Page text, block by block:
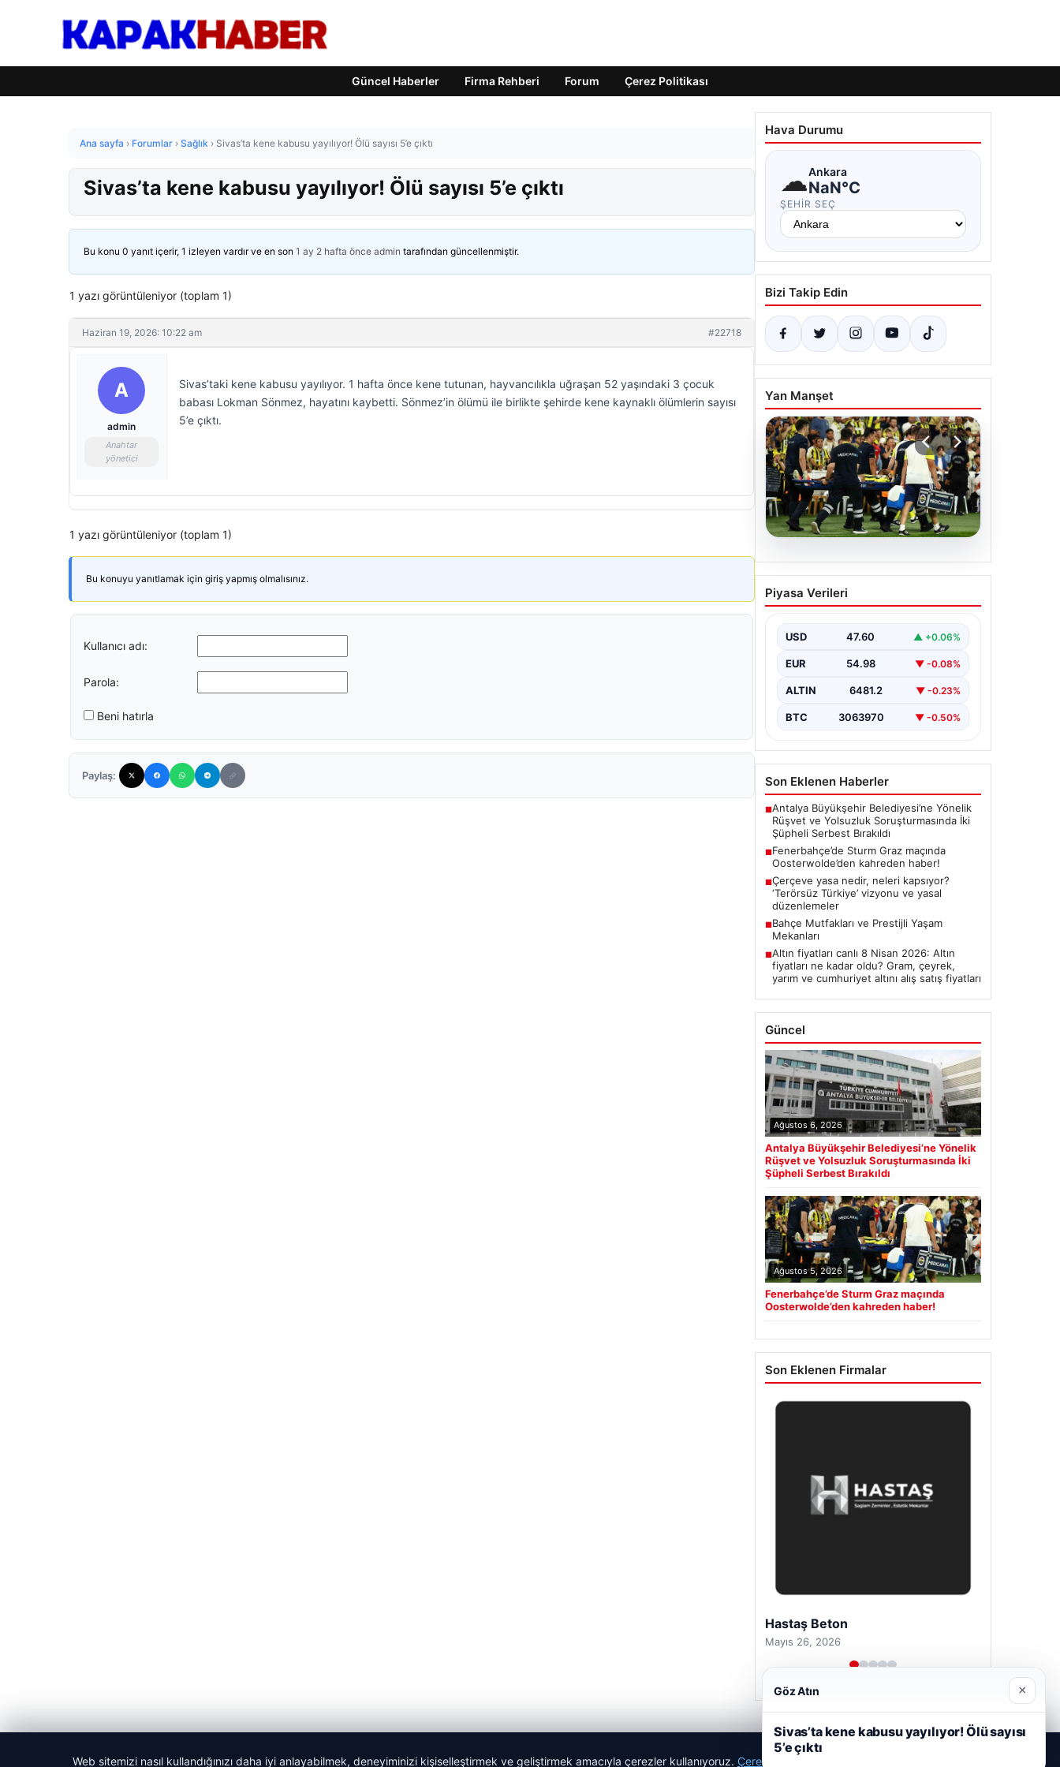
Güncel Haberler Firma Rehberi Forum Çerez Politikası
Ana sayfa › Forumlar › Sağlık › Sivas’ta kene kabusu yayılıyor! Ölü sayısı 5’e çıktı
Sivas’ta kene kabusu yayılıyor! Ölü sayısı 5’e çıktı
Bu konu 0 yanıt içerir, 1 izleyen vardır ve en son 1 ay 2 hafta önce admin tarafından güncellenmiştir.
1 yazı görüntüleniyor (toplam 1)
Haziran 19, 2026: 10:22 am #22718
A
admin
Anahtar
yönetici
Sivas’taki kene kabusu yayılıyor. 1 hafta önce kene tutunan, hayvancılıkla uğraşan 52 yaşındaki 3 çocuk
babası Lokman Sönmez, hayatını kaybetti. Sönmez’in ölümü ile birlikte şehirde kene kaynaklı ölümlerin sayısı
5’e çıktı.
1 yazı görüntüleniyor (toplam 1)
Bu konuyu yanıtlamak için giriş yapmış olmalısınız.
Kullanıcı adı:
Parola:
Beni hatırla
Paylaş:
Hava Durumu
☁Ankara
NaN°C
ŞEHIR SEÇ
Bizi Takip Edin
Yan Manşet
05.08.2026
Fenerbahçe’de Sturm
Graz maçında
kahreden haber!
Piyasa Verileri
USD 47.60 ▲ +0.06%
EUR 54.98 ▼ -0.08%
ALTIN 6481.2 ▼ -0.23%
BTC 3063970 ▼ -0.50%
Son Eklenen Haberler
■Antalya Büyükşehir Belediyesi’ne Yönelik
Rüşvet ve Yolsuzluk Soruşturmasında İki
Şüpheli Serbest Bırakıldı
■Fenerbahçe’de Sturm Graz maçında
Oosterwolde’den kahreden haber!
■Çerçeve yasa nedir, neleri kapsıyor?
‘Terörsüz Türkiye’ vizyonu ve yasal
düzenlemeler
■Bahçe Mutfakları ve Prestijli Yaşam
Mekanları
■Altın fiyatları canlı 8 Nisan 2026: Altın
fiyatları ne kadar oldu? Gram, çeyrek,
yarım ve cumhuriyet altını alış satış fiyatları
Güncel
Ağustos 6, 2026
Antalya Büyükşehir Belediyesi’ne Yönelik
Rüşvet ve Yolsuzluk Soruşturmasında İki
Şüpheli Serbest Bırakıldı
Ağustos 5, 2026
Fenerbahçe’de Sturm Graz maçında
Oosterwolde’den kahreden haber!
Son Eklenen Firmalar
Hastaş Beton
Mayıs 26, 2026
Web sitemizi nasıl kullandığınızı daha iyi anlayabilmek, deneyiminizi kişiselleştirmek ve geliştirmek amacıyla çerezler kullanıyoruz. Çerez Politikamız
Göz Atın ×
Sivas’ta kene kabusu yayılıyor! Ölü sayısı
5’e çıktı